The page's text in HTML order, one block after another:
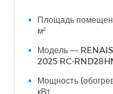
3D AUTO AIR
горизонтальные
Дополнительная
Индикация утечки
Функция Smart
•
Площадь
м²
•
Модель —
2025 RC-
•
Мощность
кВт